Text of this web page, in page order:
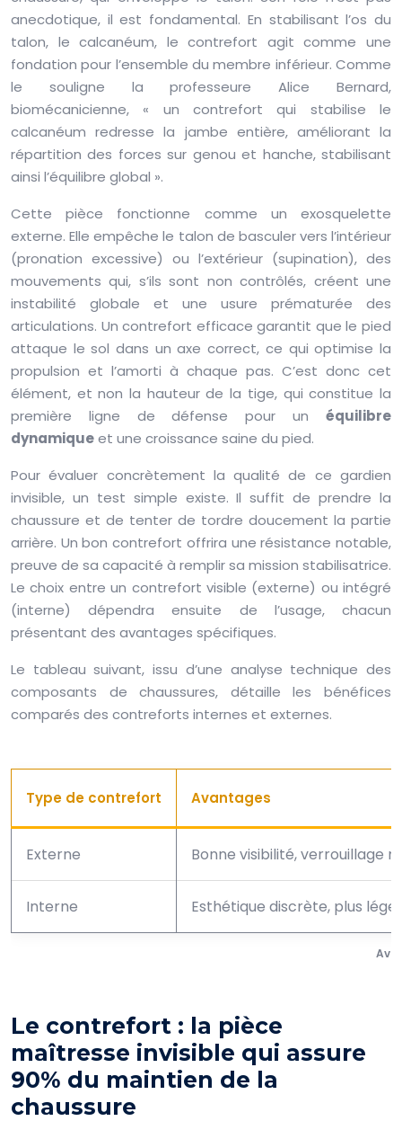
anecdotique, il est fondamental. En stabilisant l’os du
talon, le calcanéum, le contrefort agit comme une
fondation pour l’ensemble du membre inférieur. Comme
le souligne la professeure Alice Bernard,
biomécanicienne, « un contrefort qui stabilise le
calcanéum redresse la jambe entière, améliorant la
répartition des forces sur genou et hanche, stabilisant
ainsi l’équilibre global ».
Cette pièce fonctionne comme un exosquelette
externe. Elle empêche le talon de basculer vers l’intérieur
(pronation excessive) ou l’extérieur (supination), des
mouvements qui, s’ils sont non contrôlés, créent une
instabilité globale et une usure prématurée des
articulations. Un contrefort efficace garantit que le pied
attaque le sol dans un axe correct, ce qui optimise la
propulsion et l’amorti à chaque pas. C’est donc cet
élément, et non la hauteur de la tige, qui constitue la
première ligne de défense pour un équilibre
dynamiqueet une croissance saine du pied.
Pour évaluer concrètement la qualité de ce gardien
invisible, un test simple existe. Il suffit de prendre la
chaussure et de tenter de tordre doucement la partie
arrière. Un bon contrefort offrira une résistance notable,
preuve de sa capacité à remplir sa mission stabilisatrice.
Le choix entre un contrefort visible (externe) ou intégré
(interne) dépendra ensuite de l’usage, chacun
présentant des avantages spécifiques.
Le tableau suivant, issu d’une analyse technique des
composants de chaussures, détaille les bénéfices
comparés des contreforts internes et externes.
Type de contrefort Avantages
Externe Bonne visibilité, verrouillage
Interne Esthétique discrète, plus
Le contrefort : la pièce
maîtresse invisible qui assure
90% du maintien de la
chaussure